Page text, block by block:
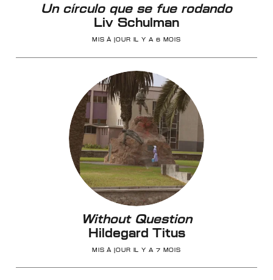
Un círculo que se fue rodando
Liv Schulman
MIS À JOUR IL Y A 6 MOIS
Without Question
Hildegard Titus
MIS À JOUR IL Y A 7 MOIS